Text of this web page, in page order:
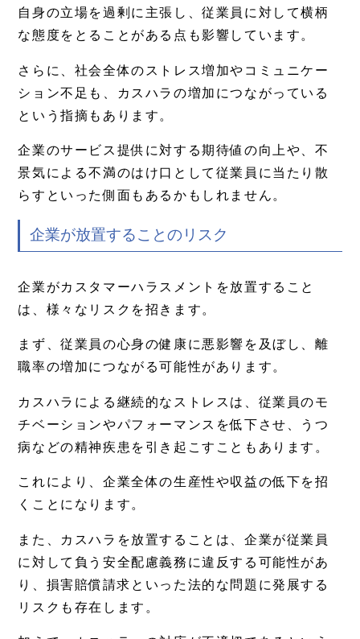
自身の立場を過剰に主張し、従業員に対して横柄
な態度をとることがある点も影響しています。
さらに、社会全体のストレス増加やコミュニケー
ション不足も、カスハラの増加につながっている
という指摘もあります。
企業のサービス提供に対する期待値の向上や、不
景気による不満のはけ口として従業員に当たり散
らすといった側面もあるかもしれません。
企業が放置することのリスク
企業がカスタマーハラスメントを放置すること
は、様々なリスクを招きます。
まず、従業員の心身の健康に悪影響を及ぼし、離
職率の増加につながる可能性があります。
カスハラによる継続的なストレスは、従業員のモ
チベーションやパフォーマンスを低下させ、うつ
病などの精神疾患を引き起こすこともあります。
これにより、企業全体の生産性や収益の低下を招
くことになります。
また、カスハラを放置することは、企業が従業員
に対して負う安全配慮義務に違反する可能性があ
り、損害賠償請求といった法的な問題に発展する
リスクも存在します。